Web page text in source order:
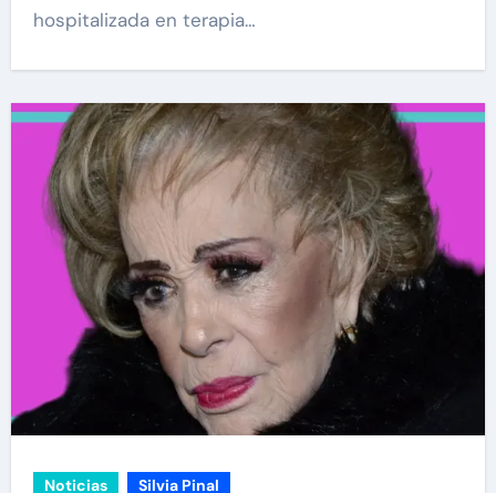
hospitalizada en terapia…
Noticias Silvia Pinal